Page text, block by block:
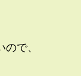
で、